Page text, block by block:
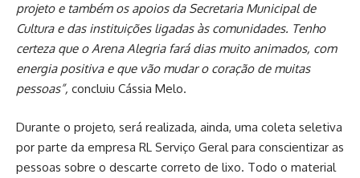
projeto e também os apoios da Secretaria Municipal de
Cultura e das instituições ligadas às comunidades. Tenho
certeza que o Arena Alegria fará dias muito animados, com
energia positiva e que vão mudar o coração de muitas
pessoas”, concluiu Cássia Melo.
Durante o projeto, será realizada, ainda, uma coleta seletiva
por parte da empresa RL Serviço Geral para conscientizar as
pessoas sobre o descarte correto de lixo. Todo o material